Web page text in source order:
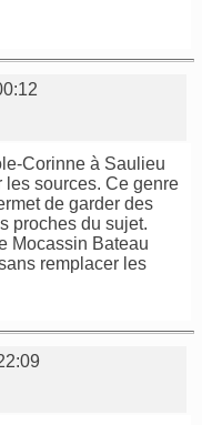
Corinne à Saulieu
les sources. Ce genre
de garder des
proches du sujet.
Mocassin Bateau
remplacer les